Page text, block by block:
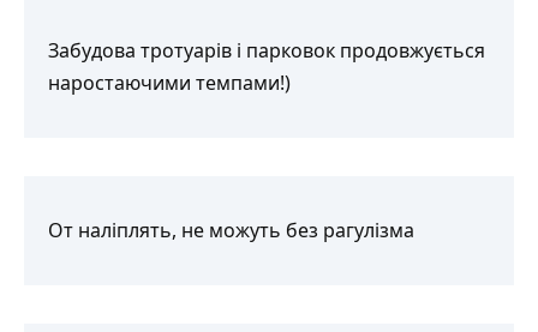
Забудова тротуарів і парковок продовжується
наростаючими темпами!)
От наліплять, не можуть без рагулізма